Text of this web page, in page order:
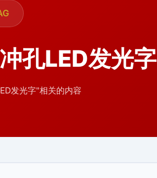
孔LED发光字
发光字"相关的内容